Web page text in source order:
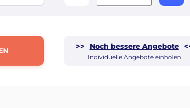
>> Noch bessere Angebote
Individuelle Angebote einholen